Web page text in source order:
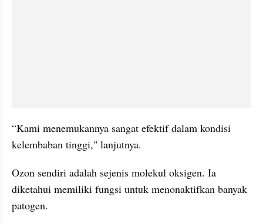
“Kami menemukannya sangat efektif dalam kondisi
kelembaban tinggi," lanjutnya.
Ozon sendiri adalah sejenis molekul oksigen. Ia
diketahui memiliki fungsi untuk menonaktifkan banyak
patogen.